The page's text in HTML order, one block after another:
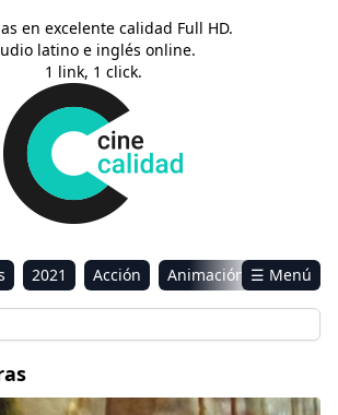
en excelente calidad Full HD.
latino e inglés online.
1 link, 1 click.
2021 Acción
Animación
ficción Comedia
Drama
☰ Menú